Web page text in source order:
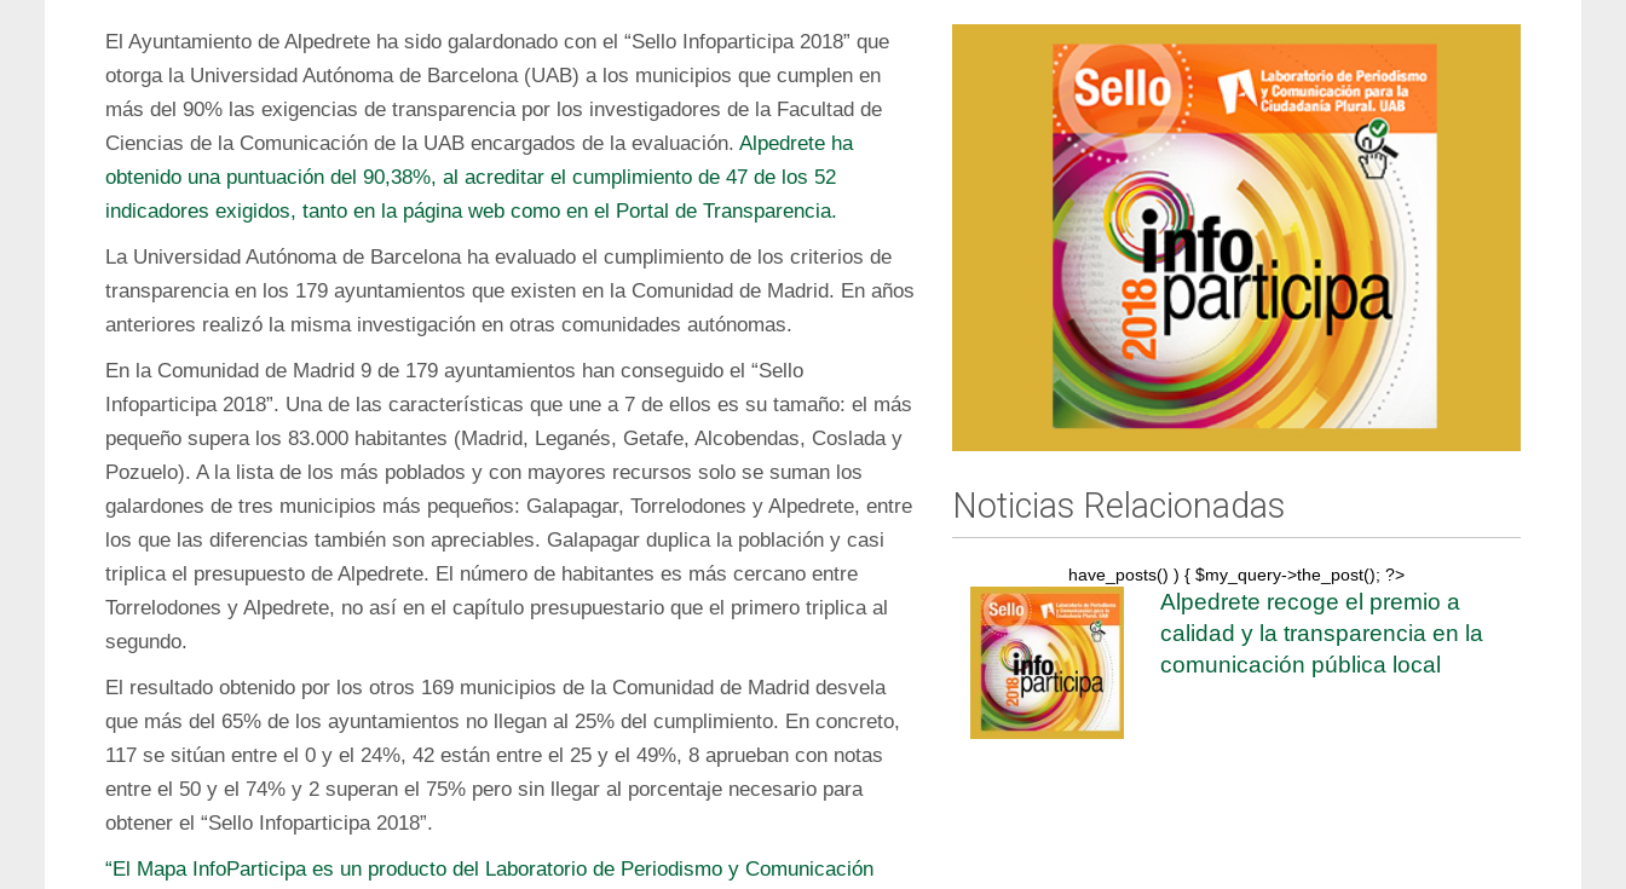
El Ayuntamiento de Alpedrete ha sido galardonado con el “Sello Infoparticipa 2018” que
otorga la Universidad Autónoma de Barcelona (UAB) a los municipios que cumplen en
más del 90% las exigencias de transparencia por los investigadores de la Facultad de
Ciencias de la Comunicación de la UAB encargados de la evaluación. Alpedrete ha
obtenido una puntuación del 90,38%, al acreditar el cumplimiento de 47 de los 52
indicadores exigidos, tanto en la página web como en el Portal de Transparencia.
La Universidad Autónoma de Barcelona ha evaluado el cumplimiento de los criterios de
transparencia en los 179 ayuntamientos que existen en la Comunidad de Madrid. En años
anteriores realizó la misma investigación en otras comunidades autónomas.
En la Comunidad de Madrid 9 de 179 ayuntamientos han conseguido el “Sello
Infoparticipa 2018”. Una de las características que une a 7 de ellos es su tamaño: el más
pequeño supera los 83.000 habitantes (Madrid, Leganés, Getafe, Alcobendas, Coslada y
Pozuelo). A la lista de los más poblados y con mayores recursos solo se suman los
galardones de tres municipios más pequeños: Galapagar, Torrelodones y Alpedrete, entre
los que las diferencias también son apreciables. Galapagar duplica la población y casi
triplica el presupuesto de Alpedrete. El número de habitantes es más cercano entre
Torrelodones y Alpedrete, no así en el capítulo presupuestario que el primero triplica al
segundo.
El resultado obtenido por los otros 169 municipios de la Comunidad de Madrid desvela
que más del 65% de los ayuntamientos no llegan al 25% del cumplimiento. En concreto,
117 se sitúan entre el 0 y el 24%, 42 están entre el 25 y el 49%, 8 aprueban con notas
entre el 50 y el 74% y 2 superan el 75% pero sin llegar al porcentaje necesario para
obtener el “Sello Infoparticipa 2018”.
“El Mapa InfoParticipa es un producto del Laboratorio de Periodismo y Comunicación
Noticias Relacionadas
have_posts() ) { $my_query->the_post(); ?>
Alpedrete recoge el premio a
calidad y la transparencia en la
comunicación pública local